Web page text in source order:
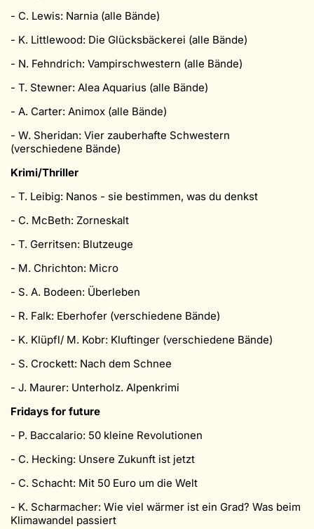
- C. Lewis: Narnia (alle Bände)
- K. Littlewood: Die Glücksbäckerei (alle Bände)
- N. Fehndrich: Vampirschwestern (alle Bände)
- T. Stewner: Alea Aquarius (alle Bände)
- A. Carter: Animox (alle Bände)
- W. Sheridan: Vier zauberhafte Schwestern
(verschiedene Bände)
Krimi/Thriller
- T. Leibig: Nanos - sie bestimmen, was du denkst
- C. McBeth: Zorneskalt
- T. Gerritsen: Blutzeuge
- M. Chrichton: Micro
- S. A. Bodeen: Überleben
- R. Falk: Eberhofer (verschiedene Bände)
- K. Klüpfl/ M. Kobr: Kluftinger (verschiedene Bände)
- S. Crockett: Nach dem Schnee
- J. Maurer: Unterholz. Alpenkrimi
Fridays for future
- P. Baccalario: 50 kleine Revolutionen
- C. Hecking: Unsere Zukunft ist jetzt
- C. Schacht: Mit 50 Euro um die Welt
- K. Scharmacher: Wie viel wärmer ist ein Grad? Was beim
Klimawandel passiert